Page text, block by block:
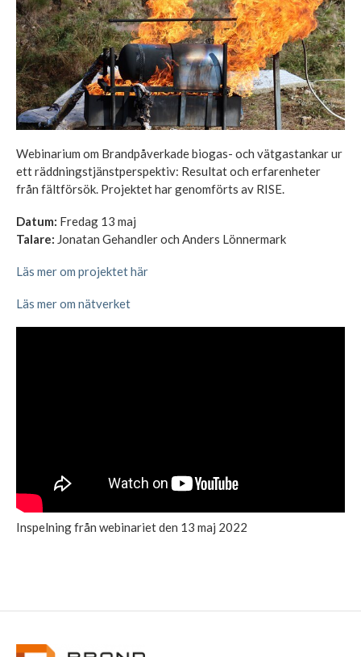
Webinarium om Brandpåverkade biogas- och vätgastankar ur
ett räddningstjänstperspektiv: Resultat och erfarenheter
från fältförsök. Projektet har genomförts av RISE.
Datum: Fredag 13 maj
Talare: Jonatan Gehandler och Anders Lönnermark
Läs mer om projektet här
Läs mer om nätverket
Inspelning från webinariet den 13 maj 2022